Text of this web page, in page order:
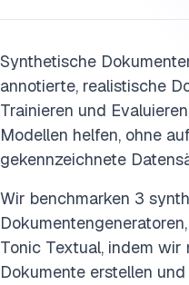
Synthetische
annotierte, realistische
Trainieren und
Modellen helfen, ohne
gekennzeichnete
Wir benchmarken 3
Tonic Textual, indem
Dokumente erstellen
Dokumentengeneratoren
Andere häufig
Weitere Lesungen
Zitieren Sie diesen